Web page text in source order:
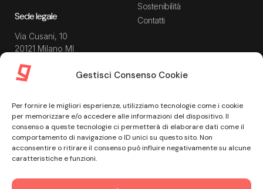
Gestisci Consenso Cookie
Per fornire le migliori esperienze, utilizziamo tecnologie come i cookie
per memorizzare e/o accedere alle informazioni del dispositivo. Il
consenso a queste tecnologie ci permetterà di elaborare dati come il
comportamento di navigazione o ID unici su questo sito. Non
acconsentire o ritirare il consenso può influire negativamente su alcune
caratteristiche e funzioni.
Sede legale
Via Cusani, 10
20121 Milano MI
Sostenibilità
Contatti
Guide
Modulistica
Webinar
Centro assistenza
Privacy Policy
Data Processing Agreement
Termini e condizioni di
servizio
Informativa Privacy Recruiting